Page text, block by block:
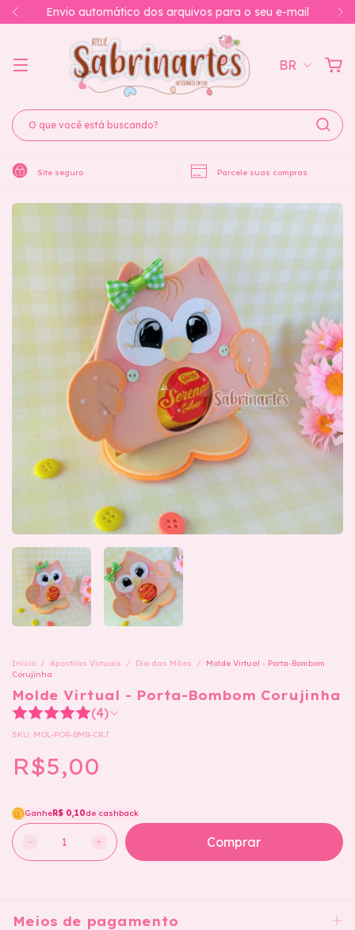
Envio automático dos arquivos para o seu e-mail
BR
Site seguro Parcele suas compras
Início / Apostilas Virtuais / Dia das Mães /
Molde Virtual - Porta-Bombom
Corujinha
Molde Virtual - Porta-Bombom Corujinha
(4)
SKU: MOL-POR-BMB-CRJ
R$5,00
GanheR$ 0,10de cashback
Meios de pagamento